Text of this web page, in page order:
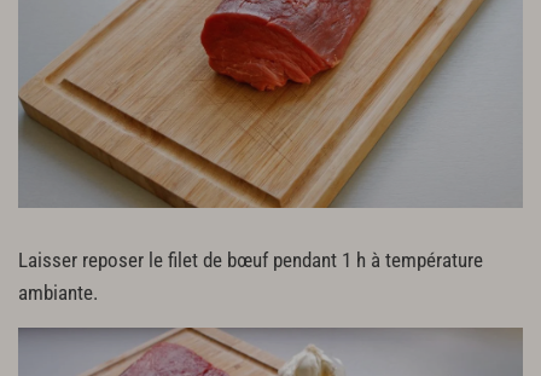
Laisser reposer le filet de bœuf pendant 1 h à température
ambiante.